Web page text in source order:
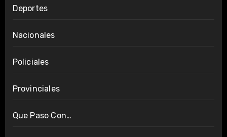
Deportes
Nacionales
Policiales
Provinciales
Que Paso Con…